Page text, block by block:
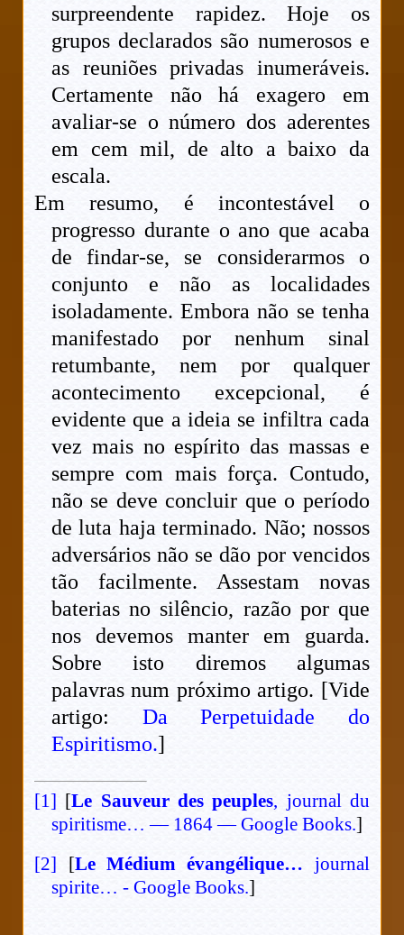
surpreendente rapidez. Hoje os
grupos declarados são numerosos e
as reuniões privadas inumeráveis.
Certamente não há exagero em
avaliar-se o número dos aderentes
em cem mil, de alto a baixo da
escala.
Em resumo, é incontestável o
progresso durante o ano que acaba
de findar-se, se considerarmos o
conjunto e não as localidades
isoladamente. Embora não se tenha
manifestado por nenhum sinal
retumbante, nem por qualquer
acontecimento excepcional, é
evidente que a ideia se infiltra cada
vez mais no espírito das massas e
sempre com mais força. Contudo,
não se deve concluir que o período
de luta haja terminado. Não; nossos
adversários não se dão por vencidos
tão facilmente. Assestam novas
baterias no silêncio, razão por que
nos devemos manter em guarda.
Sobre isto diremos algumas
palavras num próximo artigo. [Vide
artigo: Da Perpetuidade do
Espiritismo.]
[1] [Le Sauveur des peuples, journal du
spiritisme… — 1864 — Google Books.]
[2] [Le Médium évangélique… journal
spirite… - Google Books.]